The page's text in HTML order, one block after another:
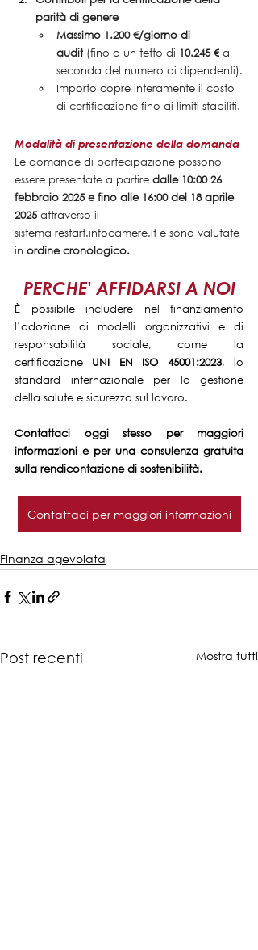
parità di genere
Massimo 1.200 €/giorno di
audit (fino a un tetto di 10.245 € a
seconda del numero di dipendenti).
Importo copre interamente il costo
di certificazione fino ai limiti stabiliti.
Modalità di presentazione della domanda
Le domande di partecipazione possono
essere presentate a partire dalle 10:00 26
febbraio 2025 e fino alle 16:00 del 18 aprile
2025 attraverso il
sistema restart.infocamere.it e sono valutate
in ordine cronologico.
PERCHE' AFFIDARSI A NOI
È possibile includere nel finanziamento
l’adozione di modelli organizzativi e di
responsabilità sociale, come la
certificazione UNI EN ISO 45001:2023, lo
standard internazionale per la gestione
della salute e sicurezza sul lavoro.
Contattaci oggi stesso per maggiori
informazioni e per una consulenza gratuita
sulla rendicontazione di sostenibilità.
Contattaci per maggiori informazioni
Finanza agevolata
Post recenti Mostra tutti